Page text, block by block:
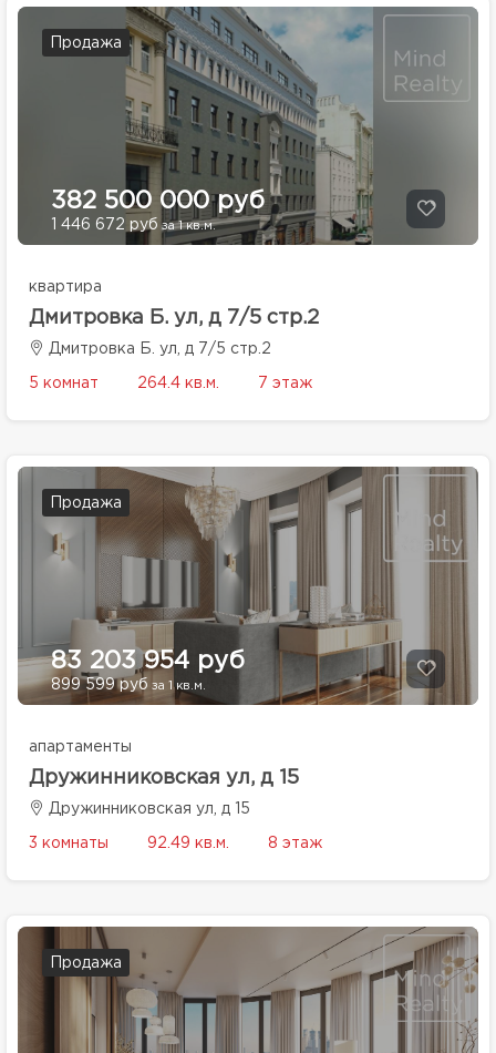
Продажа
382 500 000 руб
1 446 672 руб за 1 кв.м.
квартира
Дмитровка Б. ул, д 7/5 стр.2
Дмитровка Б. ул, д 7/5 стр.2
5 комнат 264.4 кв.м. 7 этаж
Продажа
83 203 954 руб
899 599 руб за 1 кв.м.
апартаменты
Дружинниковская ул, д 15
Дружинниковская ул, д 15
3 комнаты 92.49 кв.м. 8 этаж
Продажа